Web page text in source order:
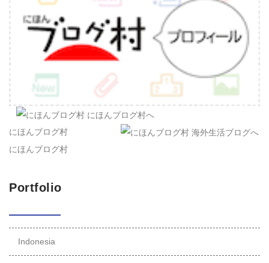
にほんブログ村
にほんブログ村
Portfolio
Indonesia